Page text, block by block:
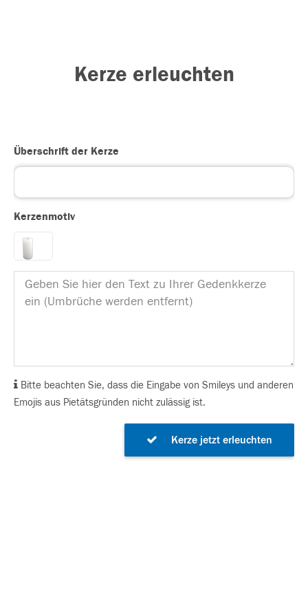
Kerze erleuchten
Überschrift der Kerze
Kerzenmotiv
Bitte beachten Sie, dass die Eingabe von Smileys und anderen
Emojis aus Pietätsgründen nicht zulässig ist.
Kerze jetzt erleuchten